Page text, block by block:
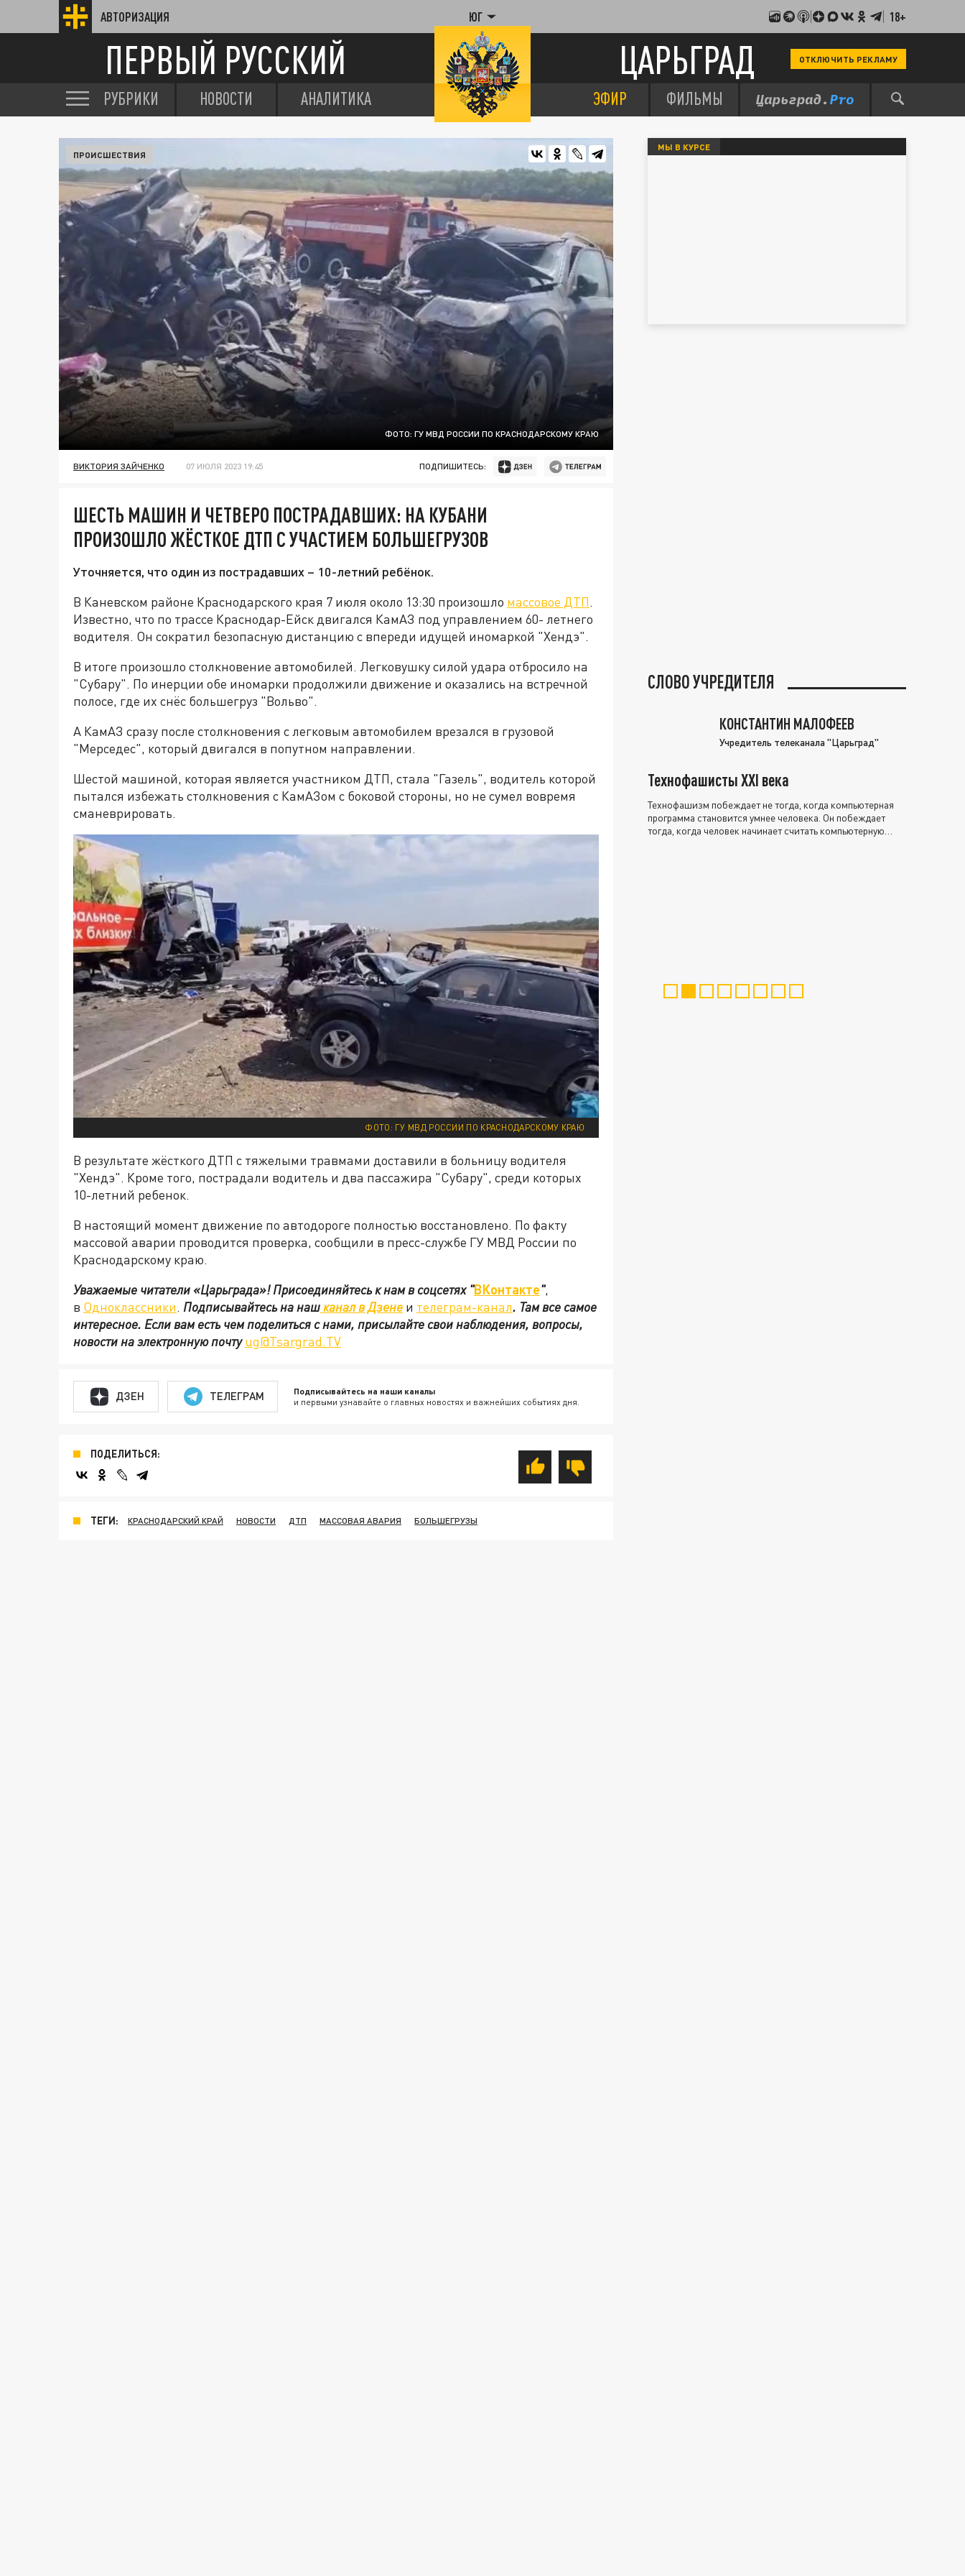
АВТОРИЗАЦИЯ ЮГ 18+
ПЕРВЫЙ РУССКИЙ ЦАРЬГРАД ОТКЛЮЧИТЬ РЕКЛАМУ
РУБРИКИ НОВОСТИ АНАЛИТИКА ЭФИР ФИЛЬМЫ
ФОТО: ГУ МВД РОССИИ ПО КРАСНОДАРСКОМУ КРАЮ
ПРОИСШЕСТВИЯ
ВИКТОРИЯ ЗАЙЧЕНКО 07 ИЮЛЯ 2023 19:45 ПОДПИШИТЕСЬ:
ШЕСТЬ МАШИН И ЧЕТВЕРО ПОСТРАДАВШИХ: НА КУБАНИ
ПРОИЗОШЛО ЖЁСТКОЕ ДТП С УЧАСТИЕМ БОЛЬШЕГРУЗОВ
Уточняется, что один из пострадавших – 10-летний ребёнок.
В Каневском районе Краснодарского края 7 июля около 13:30 произошло массовое ДТП.
Известно, что по трассе Краснодар-Ейск двигался КамАЗ под управлением 60- летнего
водителя. Он сократил безопасную дистанцию с впереди идущей иномаркой "Хендэ".
В итоге произошло столкновение автомобилей. Легковушку силой удара отбросило на
"Субару". По инерции обе иномарки продолжили движение и оказались на встречной
полосе, где их снёс большегруз "Вольво".
А КамАЗ сразу после столкновения с легковым автомобилем врезался в грузовой
"Мерседес", который двигался в попутном направлении.
Шестой машиной, которая является участником ДТП, стала "Газель", водитель которой
пытался избежать столкновения с КамАЗом с боковой стороны, но не сумел вовремя
сманеврировать.
ФОТО: ГУ МВД РОССИИ ПО КРАСНОДАРСКОМУ КРАЮ
В результате жёсткого ДТП с тяжелыми травмами доставили в больницу водителя
"Хендэ". Кроме того, пострадали водитель и два пассажира "Субару", среди которых
10-летний ребенок.
В настоящий момент движение по автодороге полностью восстановлено. По факту
массовой аварии проводится проверка, сообщили в пресс-службе ГУ МВД России по
Краснодарскому краю.
Уважаемые читатели «Царьграда»!Присоединяйтесь к нам в соцсетях"ВКонтакте",
в Одноклассники. Подписывайтесь на нашканал в Дзене и телеграм-канал. Там все самое
интересное. Если вам есть чем поделиться с нами, присылайте свои наблюдения, вопросы,
новости на электронную почтуug@Tsargrad.TV
ДЗЕН ТЕЛЕГРАМ Подписывайтесь на наши каналы
и первыми узнавайте о главных новостях и важнейших событиях дня.
ПОДЕЛИТЬСЯ:
ТЕГИ: КРАСНОДАРСКИЙ КРАЙ НОВОСТИ ДТП МАССОВАЯ АВАРИЯ БОЛЬШЕГРУЗЫ
МЫ В КУРСЕ
СЛОВО УЧРЕДИТЕЛЯ
КОНСТАНТИН МАЛОФЕЕВ
Учредитель телеканала "Царьград"
Технофашисты XXI века
Технофашизм побеждает не тогда, когда компьютерная
программа становится умнее человека. Он побеждает
тогда, когда человек начинает считать компьютерную